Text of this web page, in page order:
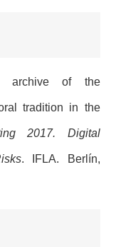
archive of the
tradition in the
2017. Digital
. IFLA. Berlín,